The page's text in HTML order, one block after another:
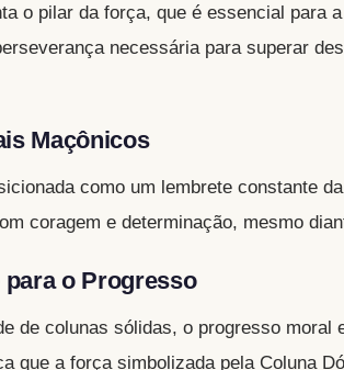
o pilar da força, que é essencial para
necessária para superar
Maçônicos
como um lembrete constante
coragem e determinação, mesmo
o Progresso
de colunas sólidas, o progresso moral
que a força simbolizada pela Coluna